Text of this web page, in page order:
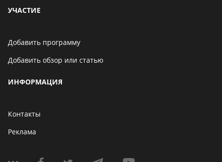
УЧАСТИЕ
Добавить программу
Добавить обзор или статью
ИНФОРМАЦИЯ
Контакты
Реклама